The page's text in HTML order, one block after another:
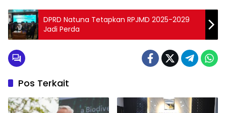
DPRD Natuna Tetapkan RPJMD 2025-2029
Jadi Perda
Pos Terkait